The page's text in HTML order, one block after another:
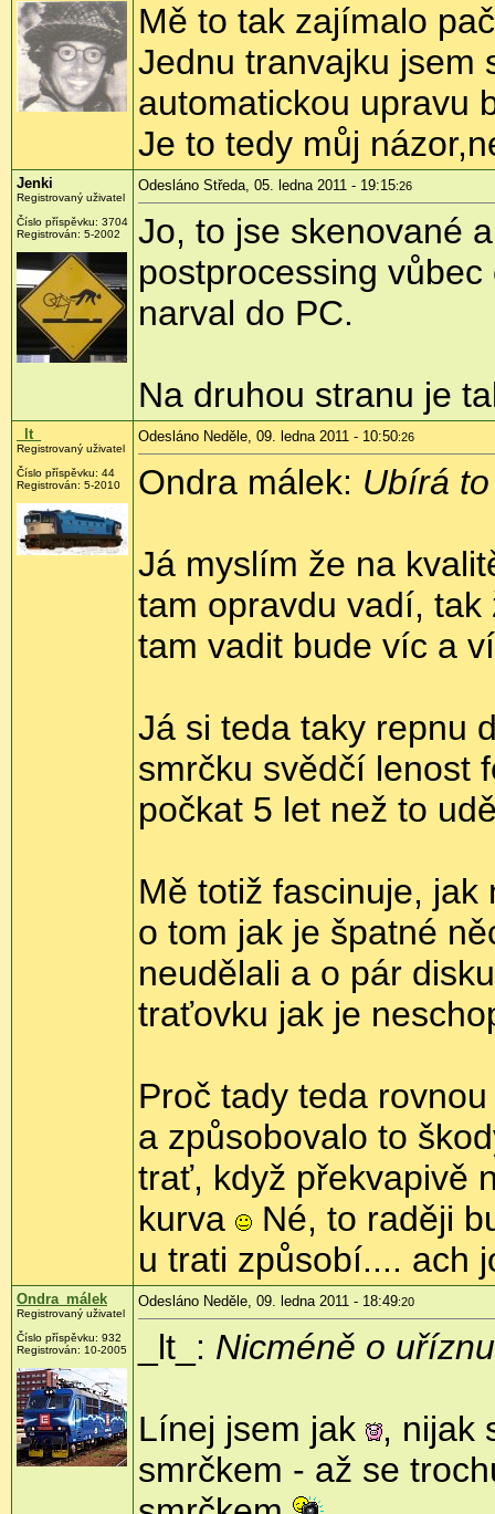
Mě to tak zajímalo
Jednu tranvajku jsem
automatickou upravu
Je to tedy můj
Jenki
Registrovaný uživatel
Číslo příspěvku: 3704
Registrován: 5-2002
Odesláno Středa, 05. ledna 2011 - 19:15:26
Jo, to jse skenované
postprocessing
narval do PC.
Na druhou stranu je
_lt_
Registrovaný uživatel
Číslo příspěvku: 44
Registrován: 5-2010
Odesláno Neděle, 09. ledna 2011 - 10:50:26
Ondra málek: Ubírá
Já myslím že na
tam opravdu vadí,
tam vadit bude víc a
Já si teda taky repnu
smrčku svědčí lenost
počkat 5 let než to
Mě totiž fascinuje,
o tom jak je špatné
neudělali a o pár
traťovku jak je
Proč tady teda
a způsobovalo to
trať, když překvapivě
kurva
Né, to raději
u trati způsobí.... ach
Ondra_málek
Registrovaný uživatel
Číslo příspěvku: 932
Registrován: 10-2005
Odesláno Neděle, 09. ledna 2011 - 18:49:20
_lt_: Nicméně o
Línej jsem jak
, nijak
smrčkem - až se